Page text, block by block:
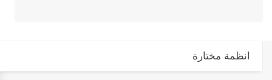
انظمة مختارة